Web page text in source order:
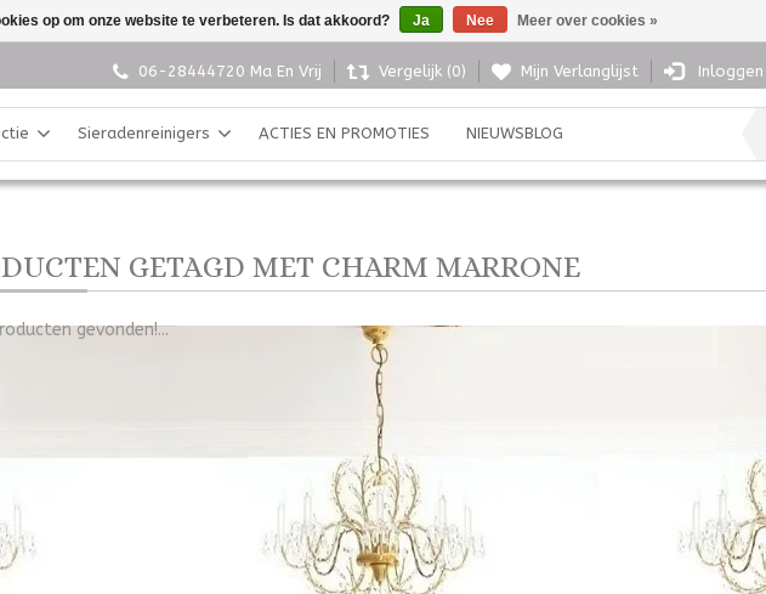
06-28444720 Ma En Vrij Vergelijk (0) Mijn Verlanglijst Inloggen
Sieradenreinigers ACTIES EN PROMOTIES NIEUWSBLOG
GETAGD MET CHARM MARRONE
gevonden!...
op om onze website te verbeteren. Is dat akkoord? Ja Nee Meer over cookies »